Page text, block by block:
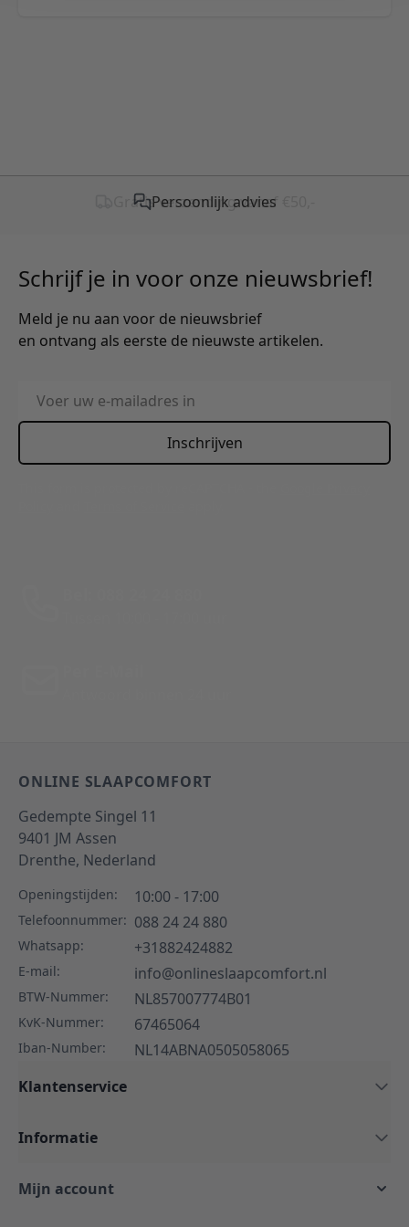
Gratis verzending vanaf €50,-
Schrijf je in voor onze nieuwsbrief!
Meld je nu aan voor de nieuwsbrief
en ontvang als eerste de nieuwste artikelen.
E-mailadres
Inschrijven
ONLINE SLAAPCOMFORT
Gedempte Singel 11
9401 JM Assen
Drenthe, Nederland
Openingstijden: 10:00 - 17:00
Telefoonnummer: 088 24 24 880
Whatsapp: +31882424882
E-mail: info@onlineslaapcomfort.nl
BTW-Nummer: NL857007774B01
KvK-Nummer: 67465064
Iban-Number:
NL14ABNA0505058065
Klantenservice
Informatie
Mijn account